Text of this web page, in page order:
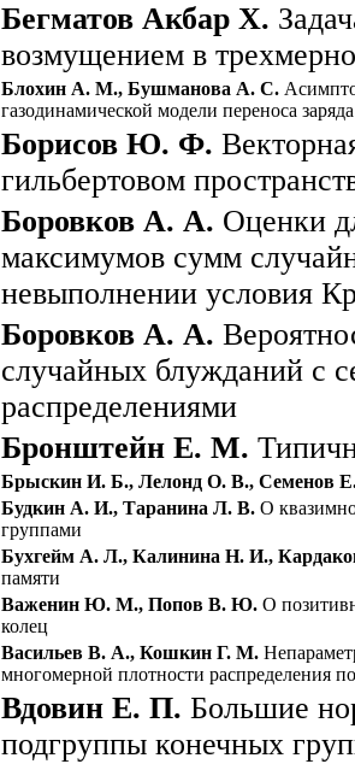
Бегматов Акбар Х.
возмущением в
Блохин А. М., Бушманова А. С.
газодинамической модели переноса
Борисов Ю. Ф.
гильбертовом
Боровков А. А. Оценки
максимумов сумм
невыполнении условия
Боровков А. А.
случайных блужданий с
распределениями
Бронштейн Е. М.
Брыскин И. Б., Лелонд О. В., Семенов
Будкин А. И., Таранина Л. В. О
группами
Бухгейм А. Л., Калинина Н. И.,
памяти
Важенин Ю. М., Попов В. Ю. О
колец
Васильев В. А., Кошкин Г. М.
многомерной плотности распределения
Вдовин Е. П. Большие
подгруппы конечных